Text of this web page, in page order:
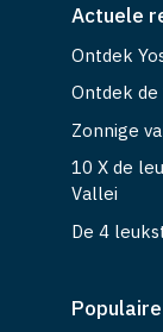
Actuele
Ontdek
Ontdek
Zonnige
10 X de
Vallei
De 4